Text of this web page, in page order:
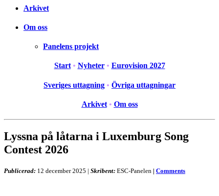
Arkivet
Om oss
Panelens projekt
Start • Nyheter • Eurovision 2027
Sveriges uttagning • Övriga uttagningar
Arkivet • Om oss
Lyssna på låtarna i Luxemburg Song
Contest 2026
Publicerad: 12 december 2025 | Skribent: ESC-Panelen | Comments